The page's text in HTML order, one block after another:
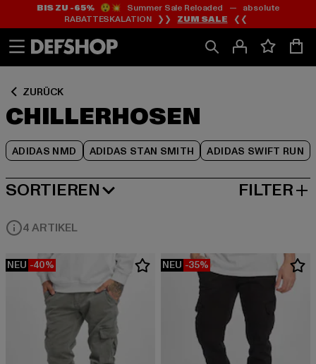
Zum
Inhalt
springen
Zum
Fußzeile
springen
BIS ZU -65%😲💥 Summer Sale Reloaded — absolute
RABATTESKALATION ❯❯ ZUM SALE ❮❮
ZURÜCK
CHILLERHOSEN
ADIDAS NMD ADIDAS STAN SMITH ADIDAS SWIFT RUN
Zum
Produktraster
springen
SORTIEREN
BELIEBTESTE FILTER
4 ARTIKEL
NEU -40% NEU -35%